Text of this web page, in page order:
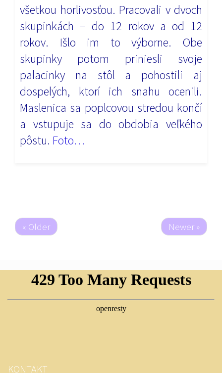
všetkou horlivosťou. Pracovali v dvoch
skupinkách – do 12 rokov a od 12
rokov. Išlo im to výborne. Obe
skupinky potom priniesli svoje
palacinky na stôl a pohostili aj
dospelých, ktorí ich snahu ocenili.
Maslenica sa poplcovou stredou končí
a vstupuje sa do obdobia veľkého
pôstu. Foto…
« Older Newer »
KONTAKT